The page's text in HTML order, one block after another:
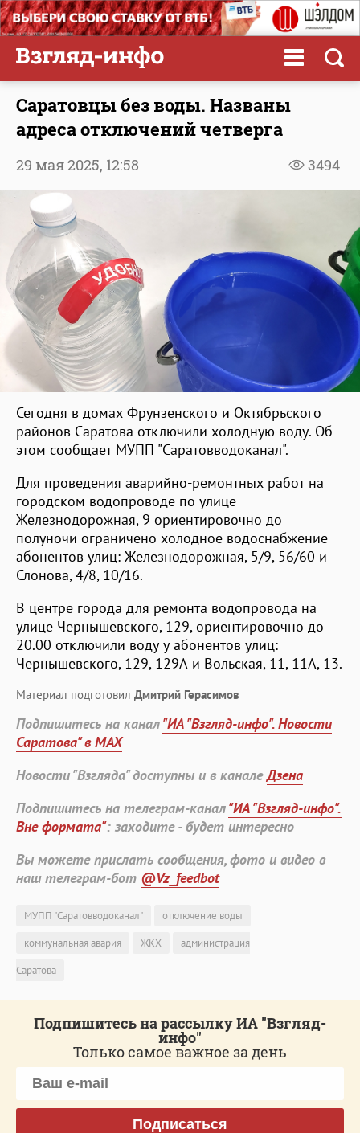
Саратовцы без воды. Названы
адреса отключений четверга
3494
29 мая 2025, 12:58
Сегодня в домах Фрунзенского и Октябрьского
районов Саратова отключили холодную воду. Об
этом сообщает МУПП "Саратовводоканал".
Для проведения аварийно-ремонтных работ на
городском водопроводе по улице
Железнодорожная, 9 ориентировочно до
полуночи ограничено холодное водоснабжение
абонентов улиц: Железнодорожная, 5/9, 56/60 и
Слонова, 4/8, 10/16.
В центре города для ремонта водопровода на
улице Чернышевского, 129, ориентировочно до
20.00 отключили воду у абонентов улиц:
Чернышевского, 129, 129А и Вольская, 11, 11А, 13.
Материал подготовил Дмитрий Герасимов
Подпишитесь на канал"ИА "Взгляд-инфо". Новости
Саратова" в MAX
Новости "Взгляда" доступны и в каналеДзена
Подпишитесь на телеграм-канал"ИА "Взгляд-инфо".
Вне формата": заходите - будет интересно
Вы можете прислать сообщения, фото и видео в
наш телеграм-бот @Vz_feedbot
МУПП "Саратовводоканал"
отключение воды
коммунальная авария
ЖКХ
администрация
Саратова
Подпишитесь на рассылку ИА "Взгляд-
инфо"
Только самое важное за день
Подписаться